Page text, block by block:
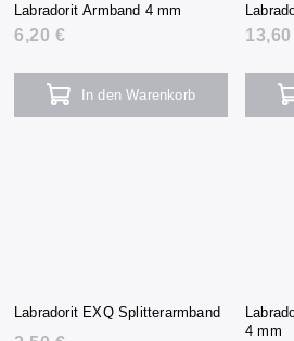
Labradorit Armband 4 mm
6,20 €
In den Warenkorb
Labradorit EXQ Splitterarmband
4 mm